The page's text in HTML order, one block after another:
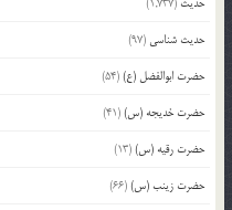
حدیث شناسی (97)
حضرت ابوالفضل (ع)(54)
حضرت خدیجه (س)(41)
حضرت رقیه (س)(13)
حضرت زینب (س)(66)